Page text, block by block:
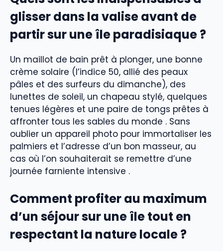
glisser dans la valise avant de
partir sur une île paradisiaque ?
Un maillot de bain prêt à plonger, une bonne
crème solaire (l’indice 50, allié des peaux
pâles et des surfeurs du dimanche), des
lunettes de soleil, un chapeau stylé, quelques
tenues légères et une paire de tongs prêtes à
affronter tous les sables du monde . Sans
oublier un appareil photo pour immortaliser les
palmiers et l’adresse d’un bon masseur, au
cas où l’on souhaiterait se remettre d’une
journée farniente intensive .
Comment profiter au maximum
d’un séjour sur une île tout en
respectant la nature locale ?